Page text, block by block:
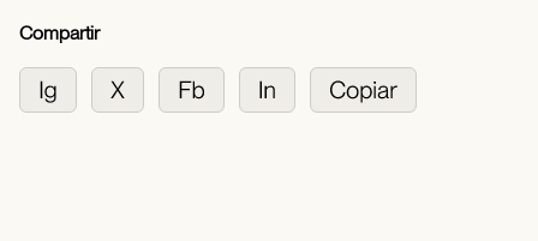
Compartir